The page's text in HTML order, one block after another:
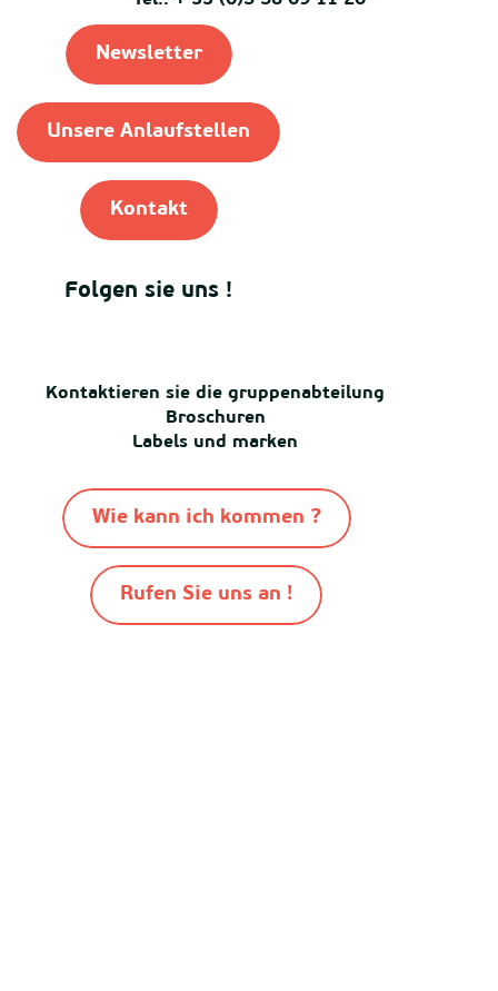
Newsletter
Unsere Anlaufstellen
Kontakt
Folgen sie uns !
Kontaktieren sie die gruppenabteilung
Broschuren
Labels und marken
Wie kann ich kommen ?
Rufen Sie uns an !